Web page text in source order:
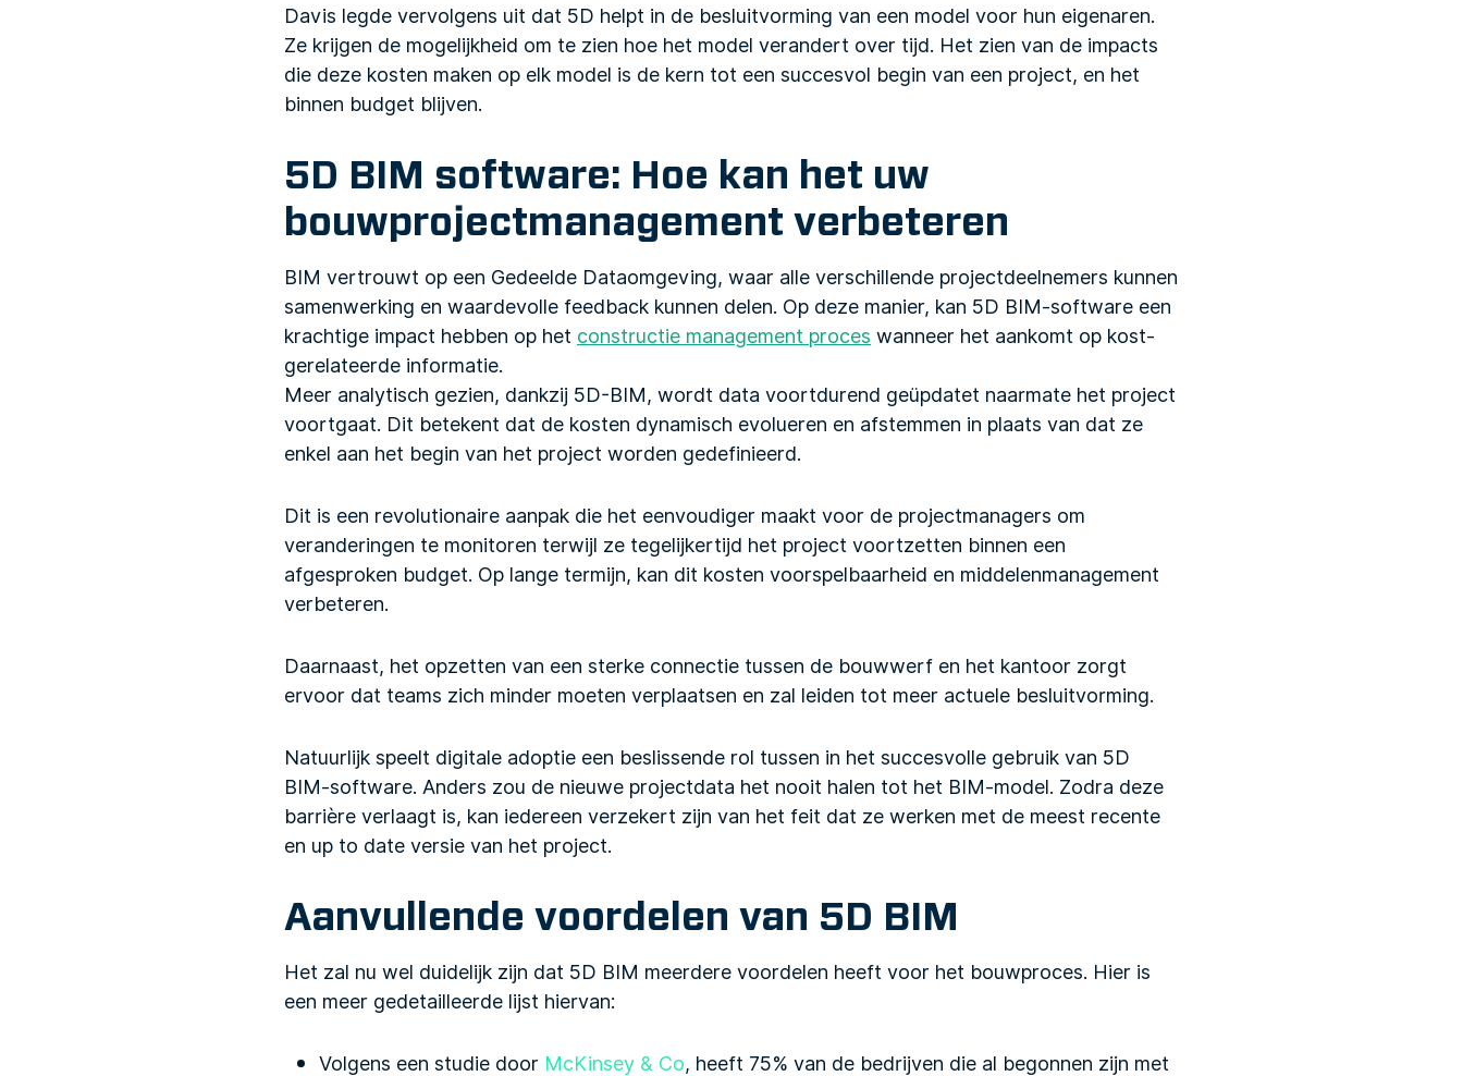
Davis legde vervolgens uit dat 5D helpt in de besluitvorming van een model voor hun eigenaren.
Ze krijgen de mogelijkheid om te zien hoe het model verandert over tijd. Het zien van de impacts
die deze kosten maken op elk model is de kern tot een succesvol begin van een project, en het
binnen budget blijven.
5D BIM software: Hoe kan het uw
bouwprojectmanagement verbeteren
BIM vertrouwt op een Gedeelde Dataomgeving, waar alle verschillende projectdeelnemers kunnen
samenwerking en waardevolle feedback kunnen delen. Op deze manier, kan 5D BIM-software een
krachtige impact hebben op het constructie management proces wanneer het aankomt op kost-
gerelateerde informatie.
Meer analytisch gezien, dankzij 5D-BIM, wordt data voortdurend geüpdatet naarmate het project
voortgaat. Dit betekent dat de kosten dynamisch evolueren en afstemmen in plaats van dat ze
enkel aan het begin van het project worden gedefinieerd.
Dit is een revolutionaire aanpak die het eenvoudiger maakt voor de projectmanagers om
veranderingen te monitoren terwijl ze tegelijkertijd het project voortzetten binnen een
afgesproken budget. Op lange termijn, kan dit kosten voorspelbaarheid en middelenmanagement
verbeteren.
Daarnaast, het opzetten van een sterke connectie tussen de bouwwerf en het kantoor zorgt
ervoor dat teams zich minder moeten verplaatsen en zal leiden tot meer actuele besluitvorming.
Natuurlijk speelt digitale adoptie een beslissende rol tussen in het succesvolle gebruik van 5D
BIM-software. Anders zou de nieuwe projectdata het nooit halen tot het BIM-model. Zodra deze
barrière verlaagt is, kan iedereen verzekert zijn van het feit dat ze werken met de meest recente
en up to date versie van het project.
Aanvullende voordelen van 5D BIM
Het zal nu wel duidelijk zijn dat 5D BIM meerdere voordelen heeft voor het bouwproces. Hier is
een meer gedetailleerde lijst hiervan:
Volgens een studie door McKinsey & Co, heeft 75% van de bedrijven die al begonnen zijn met